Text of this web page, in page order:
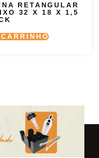
RETANGULAR
32 X 18 X 1,5